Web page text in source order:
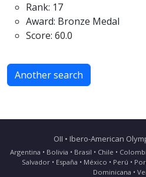
Rank: 17
Award: Bronze Medal
Score: 60.0
Another search
OII • Ibero-American
Argentina • Bolivia • Brasil • Chile •
Salvador • España • México • Perú •
Dominicana •